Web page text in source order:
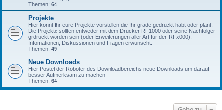
Themen: 64
Projekte
Hier könnt Ihr eure Projekte vorstellen die Ihr grade gedruckt habt oder plant.
Die Projekte sollten entweder mit dem Drucker RF1000 oder seine Nachfolger
grdruckt worden sein (oder Erweiterungen aller Art für den RFx000).
Infomationen, Diskussionen und Fragen erwünscht.
Themen: 49
Neue Downloads
Hier Postet der Roboter des Downloadbereichs neue Downloads um darauf
besser Aufmerksam zu machen
Themen: 64